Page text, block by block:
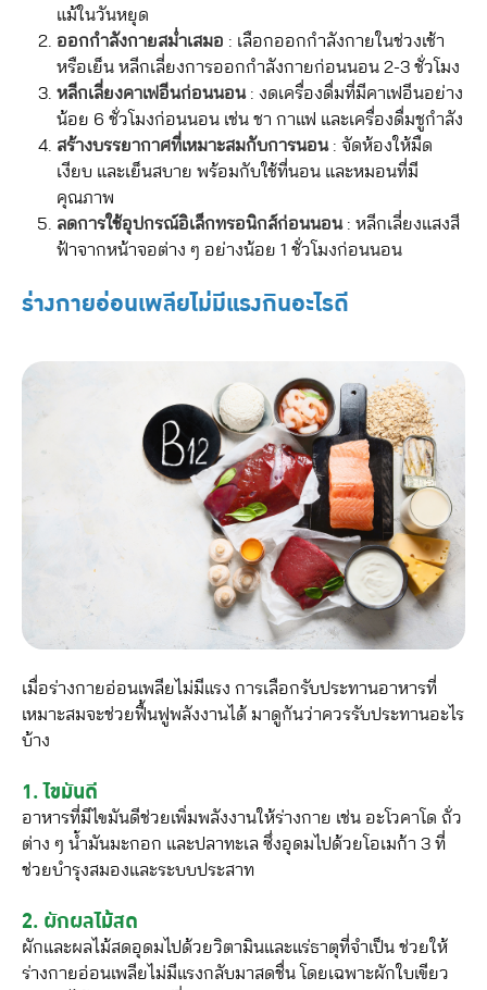
แม้ในวันหยุด
ออกกำลังกายสม่ำเสมอ : เลือกออกกำลังกายในช่วงเช้า
หรือเย็น หลีกเลี่ยงการออกกำลังกายก่อนนอน 2-3 ชั่วโมง
หลีกเลี่ยงคาเฟอีนก่อนนอน: งดเครื่องดื่มที่มีคาเฟอีนอย่าง
น้อย 6 ชั่วโมงก่อนนอน เช่น ชา กาแฟ และเครื่องดื่มชูกำลัง
สร้างบรรยากาศที่เหมาะสมกับการนอน: จัดห้องให้มืด
เงียบ และเย็นสบาย พร้อมกับใช้ที่นอน และหมอนที่มี
คุณภาพ
ลดการใช้อุปกรณ์อิเล็กทรอนิกส์ก่อนนอน: หลีกเลี่ยงแสงสี
ฟ้าจากหน้าจอต่าง ๆ อย่างน้อย 1 ชั่วโมงก่อนนอน
ร่างกายอ่อนเพลียไม่มีแรงกินอะไรดี
เมื่อร่างกายอ่อนเพลียไม่มีแรง การเลือกรับประทานอาหารที่
เหมาะสมจะช่วยฟื้นฟูพลังงานได้ มาดูกันว่าควรรับประทานอะไร
บ้าง
1. ไขมันดี
อาหารที่มีไขมันดีช่วยเพิ่มพลังงานให้ร่างกาย เช่น อะโวคาโด ถั่ว
ต่าง ๆ น้ำมันมะกอก และปลาทะเล ซึ่งอุดมไปด้วยโอเมก้า 3 ที่
ช่วยบำรุงสมองและระบบประสาท
2. ผักผลไม้สด
ผักและผลไม้สดอุดมไปด้วยวิตามินและแร่ธาตุที่จำเป็น ช่วยให้
ร่างกายอ่อนเพลียไม่มีแรงกลับมาสดชื่น โดยเฉพาะผักใบเขียว